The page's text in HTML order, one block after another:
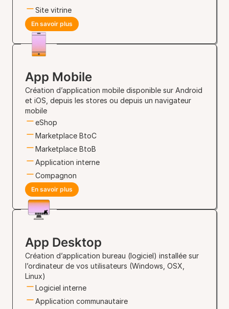
Site vitrine
En savoir plus
App Mobile
Création d’application mobile disponible sur Android
et iOS, depuis les stores ou depuis un navigateur
mobile
eShop
Marketplace BtoC
Marketplace BtoB
Application interne
Compagnon
En savoir plus
App Desktop
Création d’application bureau (logiciel) installée sur
l’ordinateur de vos utilisateurs (Windows, OSX,
Linux)
Logiciel interne
Application communautaire